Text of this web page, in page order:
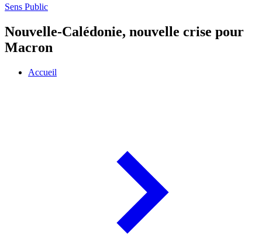
Sens Public
Nouvelle-Calédonie, nouvelle crise pour
Macron
Accueil